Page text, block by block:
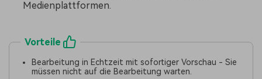
Medienplattformen.
Vorteile
Bearbeitung in Echtzeit mit sofortiger Vorschau - Sie
müssen nicht auf die Bearbeitung warten.